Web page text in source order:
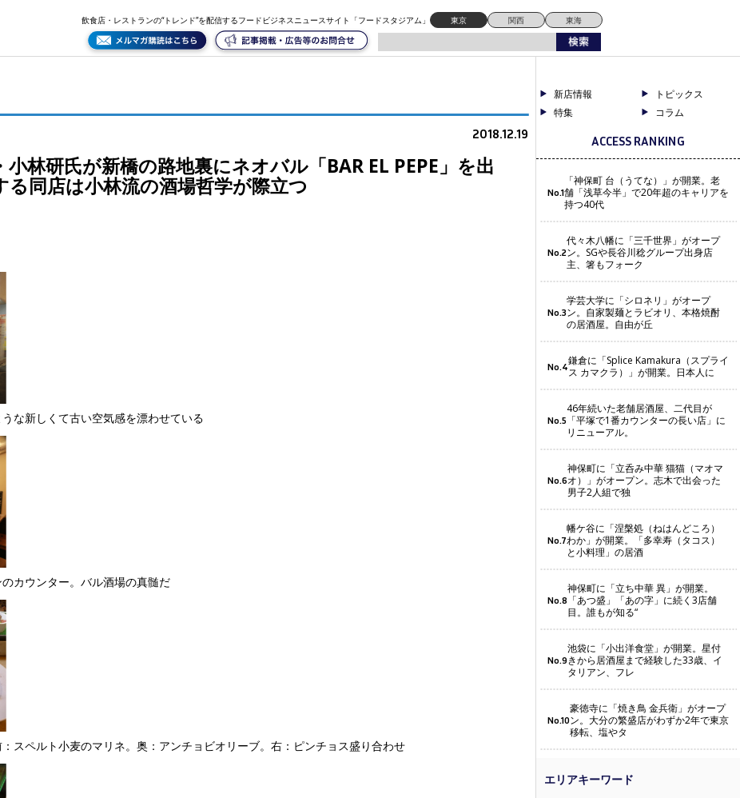
飲食店・レストランの“トレンド”を配信するフードビジネスニュースサイト「フードスタジアム」 東京 関西 東海
2018.12.19
林研氏が新橋の路地裏にネオバル「BAR EL PEPE」を出
る同店は小林流の酒場哲学が際立つ
な新しくて古い空気感を漂わせている
カウンター。バル酒場の真髄だ
スペルト小麦のマリネ。奥：アンチョビオリーブ。右：ピンチョス盛り合わせ
新店情報
トピックス
特集
コラム
ACCESS RANKING
No.1
「神保町 台（うてな）」が開業。老
舗「浅草今半」で20年超のキャリアを
持つ40代
No.2
代々木八幡に「三千世界」がオープ
ン。SGや長谷川稔グループ出身店
主、箸もフォーク
No.3
学芸大学に「シロネリ」がオープ
ン。自家製麺とラビオリ、本格焼酎
の居酒屋。自由が丘
No.4鎌倉に「Splice Kamakura（スプライ
ス カマクラ）」が開業。日本人に
No.5
46年続いた老舗居酒屋、二代目が
「平塚で1番カウンターの長い店」に
リニューアル。
No.6
神保町に「立呑み中華 猫猫（マオマ
オ）」がオープン。志木で出会った
男子2人組で独
No.7
幡ケ谷に「涅槃処（ねはんどころ）
わか」が開業。「多幸寿（タコス）
と小料理」の居酒
No.8
神保町に「立ち中華 異」が開業。
「あつ盛」「あの字」に続く3店舗
目。誰もが知る“
No.9
池袋に「小出洋食堂」が開業。星付
きから居酒屋まで経験した33歳、イ
タリアン、フレ
No.10
豪徳寺に「焼き鳥 金兵衛」がオープ
ン。大分の繁盛店がわずか2年で東京
移転、塩やタ